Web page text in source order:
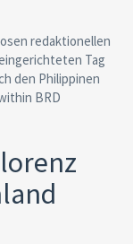
redaktionellen
Tag
den Philippinen
BRD